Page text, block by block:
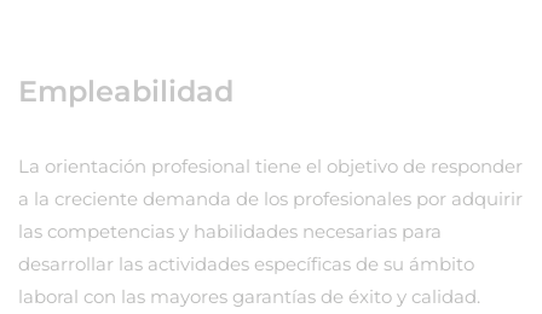
Empleabilidad
La orientación profesional tiene el objetivo de responder
a la creciente demanda de los profesionales por adquirir
las competencias y habilidades necesarias para
desarrollar las actividades específicas de su ámbito
laboral con las mayores garantías de éxito y calidad.